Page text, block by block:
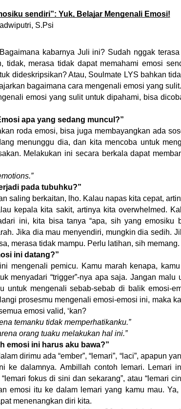
sendiri”: Yuk, Belajar Mengenali Emosi!
S.Psi
kabarnya Juli ini? Sudah nggak
tidak, merasa tidak dapat memahami emosi
dideskripsikan? Atau, Soulmate LYS bahkan
bagaimana cara mengenali emosi yang sulit.
emosi yang sulit untuk dipahami, bisa
apa yang sedang muncul?”
roda emosi, bisa juga membayangkan ada
menunggu dia, dan kita mencoba untuk
Melakukan ini secara berkala dapat
pada tubuhku?”
saling berkaitan, lho. Kalau napas kita cepat,
kepala kita sakit, artinya kita overwhelmed.
ini, kita bisa tanya “apa, sih yang emosiku
Jika dia mau menyendiri, mungkin dia sedih.
merasa tidak mampu. Perlu latihan, sih memang.
ini datang?”
mengenali pemicu. Kamu marah kenapa,
menyadari “trigger”-nya apa saja. Jangan
untuk mengenali sebab-sebab di balik emosi-
prosesmu mengenali emosi-emosi ini, maka
emosi valid, ‘kan?
temanku tidak memperhatikanku.”
orang tuaku melakukan hal ini.”
emosi ini harus aku bawa?”
dirimu ada “ember”, “lemari”, “laci”, apapun
ke dalamnya. Ambillah contoh lemari. Lemari
fokus di sini dan sekarang”, atau “lemari
emosi itu ke dalam lemari yang kamu mau.
menenangkan diri kita.